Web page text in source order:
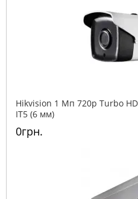
Hikvision 1 Мп 720p Turbo
IT5 (6 мм)
0грн.